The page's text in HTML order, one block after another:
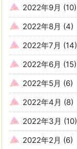
2022年9月 (10)
2022年8月 (4)
2022年7月 (14)
2022年6月 (15)
2022年5月 (6)
2022年4月 (8)
2022年3月 (10)
2022年2月 (6)